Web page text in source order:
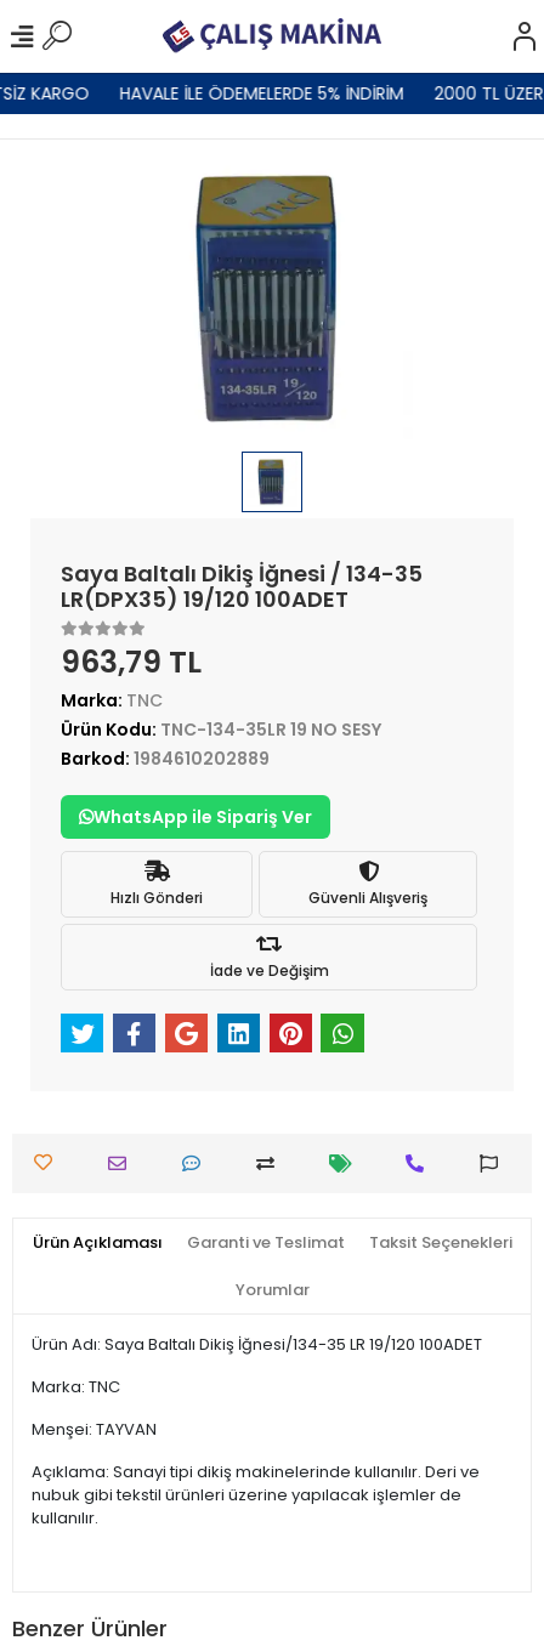
KARGO HAVALE İLE ÖDEMELERDE 5% İNDİRİM 2000 TL
Saya Baltalı Dikiş İğnesi / 134-35
LR(DPX35) 19/120 100ADET
963,79 TL
Marka: TNC
Ürün Kodu: TNC-134-35LR 19 NO SESY
Barkod: 1984610202889
WhatsApp ile Sipariş Ver
Hızlı Gönderi Güvenli Alışveriş
İade ve Değişim
Ürün Açıklaması Garanti ve Teslimat Taksit Seçenekleri
Yorumlar
Ürün Adı: Saya Baltalı Dikiş İğnesi/134-35 LR 19/120 100ADET
Marka: TNC
Menşei: TAYVAN
Açıklama: Sanayi tipi dikiş makinelerinde kullanılır. Deri ve
nubuk gibi tekstil ürünleri üzerine yapılacak işlemler de
kullanılır.
Benzer Ürünler